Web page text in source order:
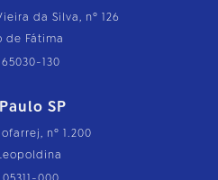
da Silva, nº 126
de Fátima
65030-130
SP
nº 1.200